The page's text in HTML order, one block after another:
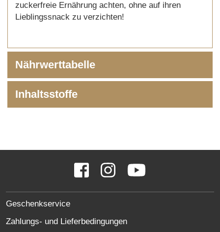
zuckerfreie Ernährung achten, ohne auf ihren
Lieblingssnack zu verzichten!
Nährwerttabelle
Inhaltsstoffe
LINKS
FacebookInstagramYouTube
SITE
LINKS
Geschenkservice
Zahlungs- und Lieferbedingungen